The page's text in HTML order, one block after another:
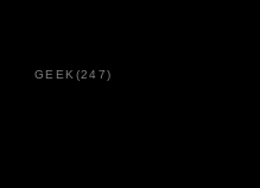
GEEK(247)